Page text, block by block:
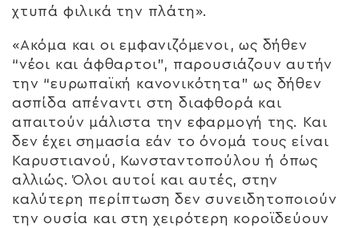
χτυπά φιλικά την πλάτη».
«Ακόμα και οι εμφανιζόμενοι, ως δήθεν
“νέοι και άφθαρτοι”, παρουσιάζουν αυτήν
την “ευρωπαϊκή κανονικότητα” ως δήθεν
ασπίδα απέναντι στη διαφθορά και
απαιτούν μάλιστα την εφαρμογή της. Και
δεν έχει σημασία εάν το όνομά τους είναι
Καρυστιανού, Κωνσταντοπούλου ή όπως
αλλιώς. Όλοι αυτοί και αυτές, στην
καλύτερη περίπτωση δεν συνειδητοποιούν
την ουσία και στη χειρότερη κοροϊδεύουν